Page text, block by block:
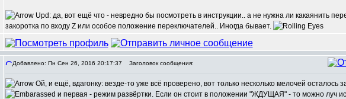
Upd: да, вот ещё что - невредно бы посмотреть в инструкции.. а не нужна ли какаянить
закоротка по входу Z или особое положение переключателей.. Иногда бывает.
Добавлено: Пн Сен 26, 2016 20:17:37 Заголовок сообщения:
Ой, и ещё, вдагонку: везде-то уже всё проверено, вот только несколько мелочей осталось
и первая - режим развёртки. Если он стоит в положении "ЖДУЩАЯ" - то можно луч